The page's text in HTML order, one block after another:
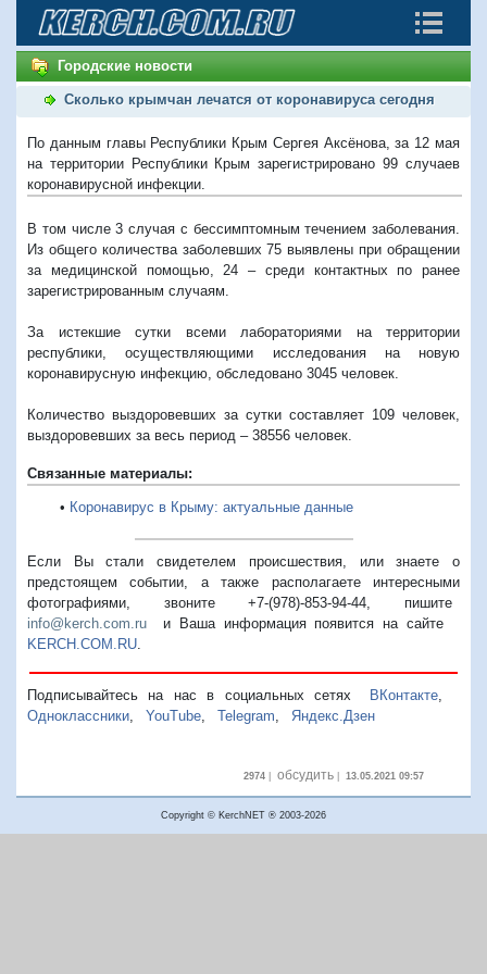
Городские новости
Сколько крымчан лечатся от коронавируса сегодня
По данным главы Республики Крым Сергея Аксёнова, за 12 мая
на территории Республики Крым зарегистрировано 99 случаев
коронавирусной инфекции.
В том числе 3 случая с бессимптомным течением заболевания.
Из общего количества заболевших 75 выявлены при обращении
за медицинской помощью, 24 – среди контактных по ранее
зарегистрированным случаям.
За истекшие сутки всеми лабораториями на территории
республики, осуществляющими исследования на новую
коронавирусную инфекцию, обследовано 3045 человек.
Количество выздоровевших за сутки составляет 109 человек,
выздоровевших за весь период – 38556 человек.
Связанные материалы:
• Коронавирус в Крыму: актуальные данные
Если Вы стали свидетелем происшествия, или знаете о
предстоящем событии, а также располагаете интересными
фотографиями, звоните +7-(978)-853-94-44, пишите
info@kerch.com.ru и Ваша информация появится на сайте
KERCH.COM.RU
Подписывайтесь на нас в социальных сетях ВКонтакте,
Одноклассники
YouTube Telegram Яндекс.Дзен
2974| обсудить| 13.05.2021 09:57
Copyright © KerchNET ® 2003-2026